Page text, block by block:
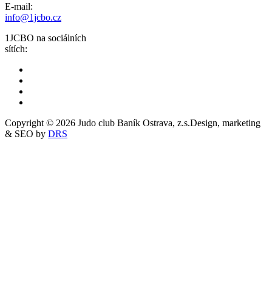
E-mail:
info@1jcbo.cz
1JCBO na sociálních
sítích:
Copyright © 2026 Judo club Baník Ostrava, z.s.Design, marketing
& SEO by DRS